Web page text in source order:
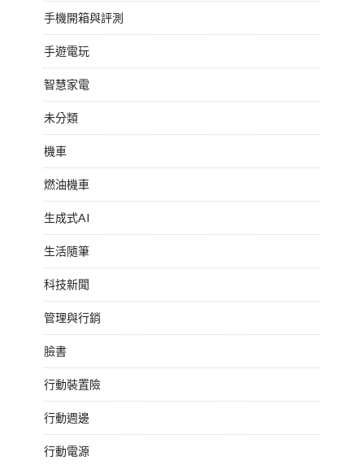
手機開箱與評測
手遊電玩
智慧家電
未分類
機車
燃油機車
生成式AI
生活隨筆
科技新聞
管理與行銷
臉書
行動裝置險
行動週邊
行動電源